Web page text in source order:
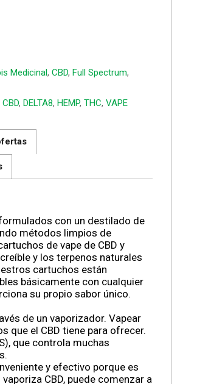
Medicinal,CBD,Full Spectrum,
CBD,DELTA8,HEMP,THC,VAPE
con un destilado de
métodos limpios de
de vape de CBD y
y los terpenos naturales
cartuchos están
básicamente con cualquier
su propio sabor único.
de un vaporizador. Vapear
que el CBD tiene para ofrecer.
que controla muchas
y efectivo porque es
CBD, puede comenzar a